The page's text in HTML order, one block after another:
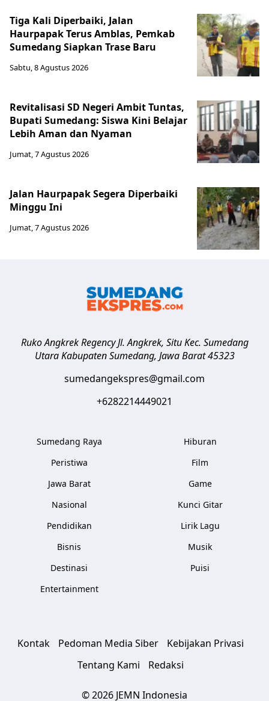
Tiga Kali Diperbaiki, Jalan
Haurpapak Terus Amblas, Pemkab
Sumedang Siapkan Trase Baru
Sabtu, 8 Agustus 2026
Revitalisasi SD Negeri Ambit Tuntas,
Bupati Sumedang: Siswa Kini Belajar
Lebih Aman dan Nyaman
Jumat, 7 Agustus 2026
Jalan Haurpapak Segera Diperbaiki
Minggu Ini
Jumat, 7 Agustus 2026
Ruko Angkrek Regency Jl. Angkrek, Situ Kec. Sumedang
Utara Kabupaten Sumedang, Jawa Barat 45323
sumedangekspres@gmail.com
+6282214449021
Sumedang Raya
Peristiwa
Jawa Barat
Nasional
Pendidikan
Bisnis
Destinasi
Entertainment
Hiburan
Film
Game
Kunci Gitar
Lirik Lagu
Musik
Puisi
Kontak Pedoman Media Siber
Kebijakan Privasi
Tentang Kami
Redaksi
© 2026 JEMN Indonesia